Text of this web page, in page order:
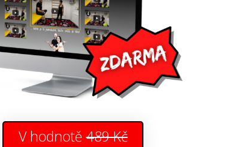
V hodnotě489 Kč